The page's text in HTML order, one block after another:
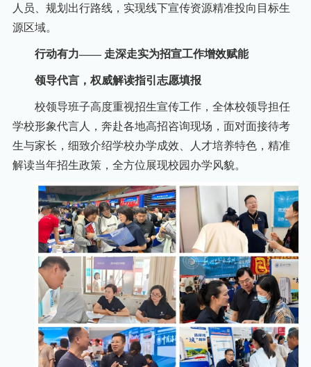
人员、规划出行路线，实现线下宣传资源精准投向目标生
源区域。
行动有力—— 走深走实为招宣工作增效赋能
领导代言，权威解读指引志愿填报
校领导班子高度重视招生宣传工作，全体校领导担任
学校形象代言人，奔赴各地高招咨询现场，面对面接待考
生与家长，细致介绍学校办学成效、人才培养特色，精准
解读当年招生政策，全方位展现校园办学风貌。